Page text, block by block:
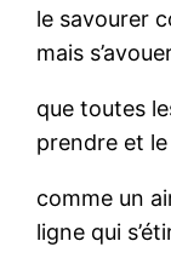
le savourer
mais
que toutes
prendre et
comme un
ligne qui